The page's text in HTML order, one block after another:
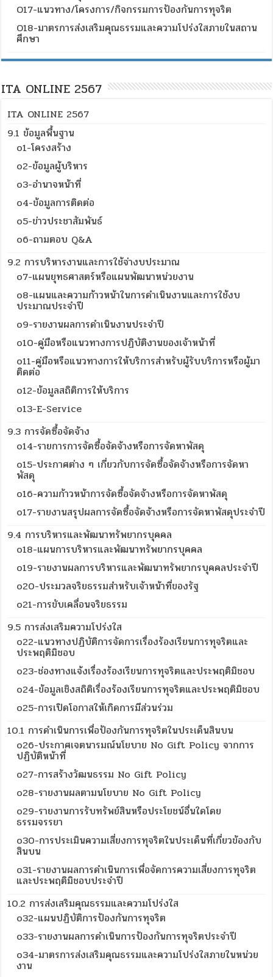
O17-แนวทาง/โครงการ/กิจกรรมการป้องกันการทุจริต
O18-มาตรการส่งเสริมคุณธรรมและความโปร่งใสภายในสถาน
ศึกษา
ITA ONLINE 2567
ITA ONLINE 2567
9.1 ข้อมูลพื้นฐาน
o1-โครงสร้าง
o2-ข้อมูลผู้บริหาร
o3-อำนาจหน้าที่
o4-ข้อมูลการติดต่อ
o5-ข่าวประชาสัมพันธ์
o6-ถามตอบ Q&A
9.2 การบริหารงานและการใช้จ่างบประมาณ
o7-แผนยุทธศาสตร์หรือแผนพัฒนาหน่วยงาน
o8-แผนและความก้าวหน้าในการดำเนินงานและการใช้งบ
ประมาณประจำปี
o9-รายงานผลการดำเนินงานประจำปี
o10-คู่มือหรือแนวทางการปฏิบัติงานของเจ้าหน้าที่
o11-คู่มือหรือแนวทางการให้บริการสำหรับผู้รับบริการหรือผู้มา
ติดต่อ
o12-ข้อมูลสถิติการให้บริการ
o13-E-Service
9.3 การจัดซื้อจัดจ้าง
o14-รายการการจัดซื้อจัดจ้างหรือการจัดหาพัสดุ
o15-ประกาศต่าง ๆ เกี่ยวกับการจัดซื้อจัดจ้างหรือการจัดหา
พัสดุ
o16-ความก้าวหน้าการจัดซื้อจัดจ้างหรือการจัดหาพัสดุ
o17-รายงานสรุปผลการจัดซื้อจัดจ้างหรือการจัดหาพัสดุประจำปี
9.4 การบริหารและพัฒนาทรัพยากรบุคคล
o18-แผนการบริหารและพัฒนาทรัพยากรบุคคล
o19-รายงานผลการบริหารและพัฒนาทรัพยากรบุคคลประจำปี
o20-ประมวลจริยธรรมสำหรับเจ้าหน้าที่ของรัฐ
o21-การขับเคลื่อนจริยธรรม
9.5 การส่งเสริมความโปร่งใส
o22-แนวทางปฏิบัติการจัดการเรื่องร้องเรียนการทุจริตและ
ประพฤติมิชอบ
o23-ช่องทางแจ้งเรื่องร้องเรียนการทุจริตและประพฤติมิชอบ
o24-ข้อมูลเชิงสถิติเรื่องร้องเรียนการทุจริตและประพฤติมิชอบ
o25-การเปิดโอกาสให้เกิดการมีส่วนร่วม
10.1 การดำเนินการเพื่อป้องกันการทุจริตในประเด็นสินบน
o26-ประกาศเจตนารมณ์นโยบาย No Gift Policy จากการ
ปฏิบัติหน้าที่
o27-การสร้างวัฒนธรรม No Gift Policy
o28-รายงานผลตามนโยบาย No Gift Policy
o29-รายงานการรับทรัพย์สินหรือประโยชน์อื่นใดโดย
ธรรมจรรยา
o30-การประเมินความเสี่ยงการทุจริตในประเด็นที่เกี่ยวข้องกับ
สินบน
o31-รายงานผลการดำเนินการเพื่อจัดการความเสี่ยงการทุจริต
และประพฤติมิชอบประจำปี
10.2 การส่งเสริมคุณธรรมและความโปร่งใส
o32-แผนปฏิบัติการป้องกันการทุจริต
o33-รายงานผลการดำเนินการป้องกันการทุจริตประจำปี
o34-มาตรการส่งเสริมคุณธรรมและความโปร่งใสภายในหน่วย
งาน